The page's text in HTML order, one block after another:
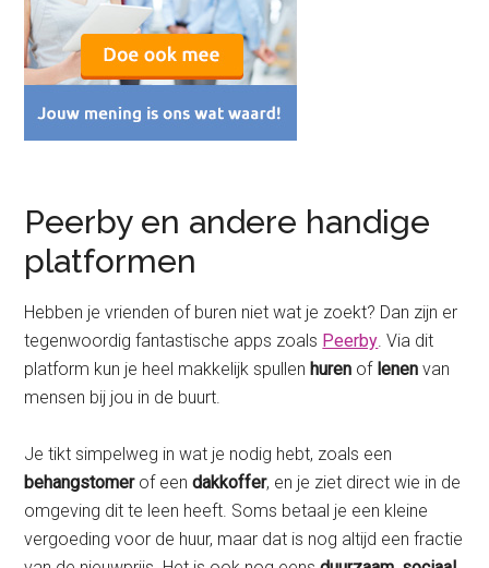
Peerby en andere handige
platformen
Hebben je vrienden of buren niet wat je zoekt? Dan zijn er
tegenwoordig fantastische apps zoals Peerby. Via dit
platform kun je heel makkelijk spullen huren of lenenvan
mensen bij jou in de buurt.
Je tikt simpelweg in wat je nodig hebt, zoals een
behangstomer of eendakkoffer, en je ziet direct wie in de
omgeving dit te leen heeft. Soms betaal je een kleine
vergoeding voor de huur, maar dat is nog altijd een fractie